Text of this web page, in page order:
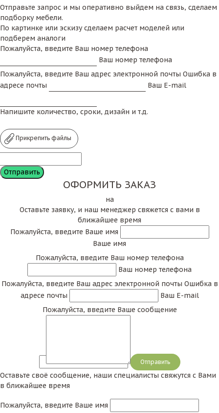
Отправьте запрос и мы оперативно выйдем на связь, сделаем
подборку мебели.
По картинке или эскизу сделаем расчет моделей или
подберем аналоги
Пожалуйста, введите Ваш номер телефона
Ваш номер телефона
Пожалуйста, введите Ваш адрес электронной почты Ошибка в
адресе почты
Ваш E-mail
Напишите количество, сроки, дизайн и т.д.
Прикрепить файлы
ОФОРМИТЬ ЗАКАЗ
на
Оставьте заявку, и наш менеджер свяжется с вами в
ближайшее время
Пожалуйста, введите Ваше имя
Ваше имя
Пожалуйста, введите Ваш номер телефона
Ваш номер телефона
Пожалуйста, введите Ваш адрес электронной почты Ошибка в
адресе почты
Ваш E-mail
Пожалуйста, введите Ваше сообщение
Сообщение
Оставьте своё сообщение, наши специалисты свяжутся с Вами
в ближайшее время
Пожалуйста, введите Ваше имя